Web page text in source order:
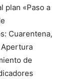
plan «Paso a
Cuarentena,
de